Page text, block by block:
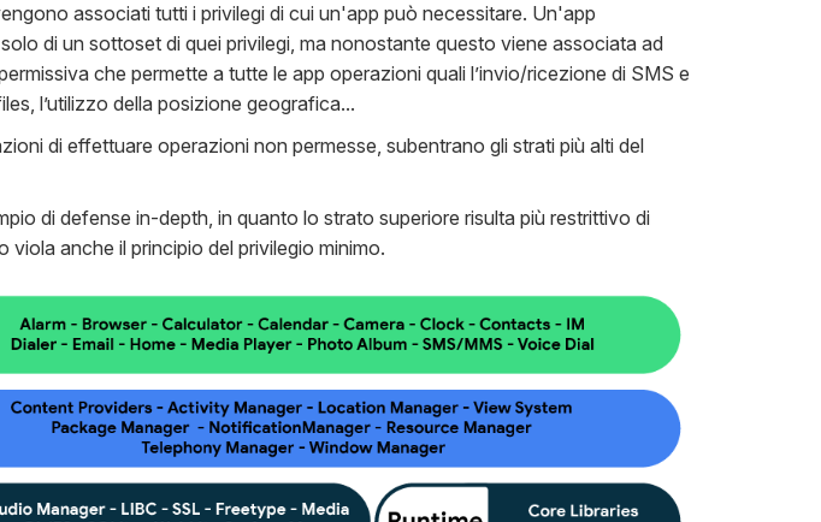
associati tutti i privilegi di cui un'app può necessitare. Un'app
di un sottoset di quei privilegi, ma nonostante questo viene associata ad
che permette a tutte le app operazioni quali l’invio/ricezione di SMS e
l’utilizzo della posizione geografica...
di effettuare operazioni non permesse, subentrano gli strati più alti del
di defense in-depth, in quanto lo strato superiore risulta più restrittivo di
viola anche il principio del privilegio minimo.